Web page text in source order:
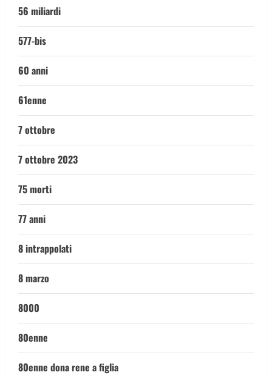
56 miliardi
577-bis
60 anni
61enne
7 ottobre
7 ottobre 2023
75 morti
77 anni
8 intrappolati
8 marzo
8000
80enne
80enne dona rene a figlia